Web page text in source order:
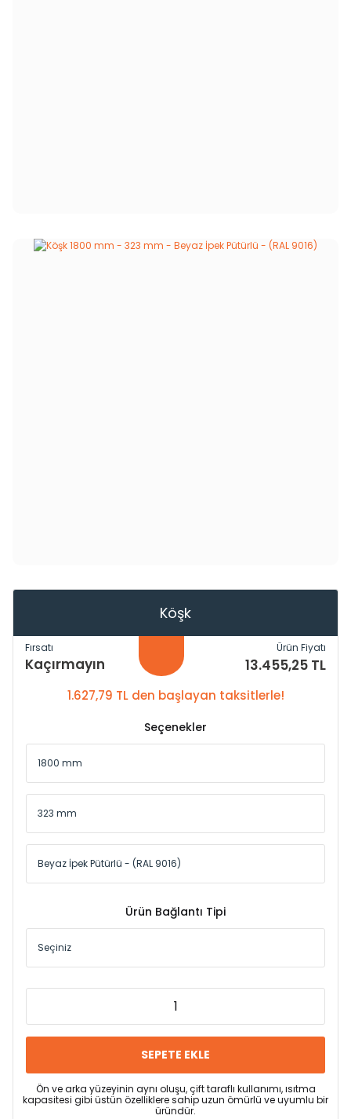
Köşk
Fırsatı
Kaçırmayın
Ürün Fiyatı
13.455,25 TL
1.627,79 TL den başlayan taksitlerle!
Seçenekler
Ürün Bağlantı Tipi
SEPETE EKLE
Ön ve arka yüzeyinin aynı oluşu, çift taraflı kullanımı, ısıtma
kapasitesi gibi üstün özelliklere sahip uzun ömürlü ve uyumlu bir
üründür.